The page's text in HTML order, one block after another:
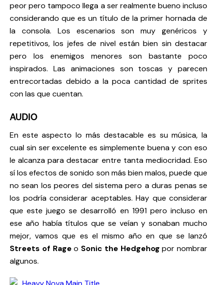
peor pero tampoco llega a ser realmente bueno incluso
considerando que es un título de la primer hornada de
la consola. Los escenarios son muy genéricos y
repetitivos, los jefes de nivel están bien sin destacar
pero los enemigos menores son bastante poco
inspirados. Las animaciones son toscas y parecen
entrecortadas debido a la poca cantidad de sprites
con las que cuentan.
AUDIO
En este aspecto lo más destacable es su música, la
cual sin ser excelente es simplemente buena y con eso
le alcanza para destacar entre tanta mediocridad. Eso
sí los efectos de sonido son más bien malos, puede que
no sean los peores del sistema pero a duras penas se
los podría considerar aceptables. Hay que considerar
que este juego se desarrolló en 1991 pero incluso en
ese año había títulos que se veían y sonaban mucho
mejor, vamos que es el mismo año en que se lanzó
Streets of Rage o Sonic the Hedgehog por nombrar
algunos.